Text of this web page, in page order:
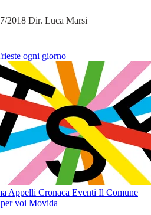
2018 Dir. Luca Marsi
ogni giorno
Appelli Cronaca Eventi Il Comune
voi Movida